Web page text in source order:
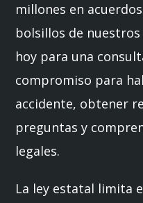
millones en
bolsillos de
hoy para una
compromiso para
accidente, obtener
preguntas y
legales.
La ley estatal limita